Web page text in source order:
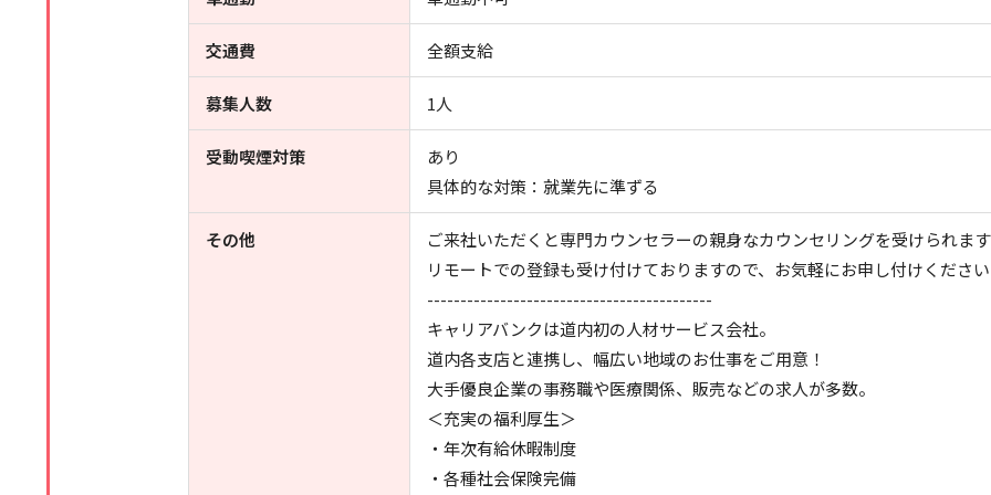
交通費 全額支給
募集人数 1人
受動喫煙対策
あり
具体的な対策：就業先に準ずる
その他
ご来社いただくと専門カウンセラーの親身なカウンセリングを受けられま
リモートでの登録も受け付けておりますので、お気軽にお申し付けくださ
-------------------------------------------
キャリアバンクは道内初の人材サービス会社。
道内各支店と連携し、幅広い地域のお仕事をご用意！
大手優良企業の事務職や医療関係、販売などの求人が多数。
＜充実の福利厚生＞
・年次有給休暇制度
・各種社会保険完備